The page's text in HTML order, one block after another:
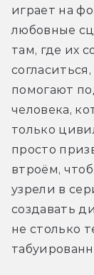
играет на
любовные
там, где их
помогают
человека,
только
просто
втроём,
узрели в
создавать
не столько